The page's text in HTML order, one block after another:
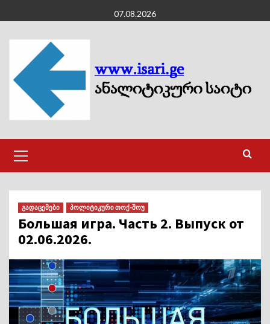
to
content
07.08.2026
Menu
გადაცემები პოლიტიკური თოქ-შოუ
Большая игра. Часть 2. Выпуск от
02.06.2026.